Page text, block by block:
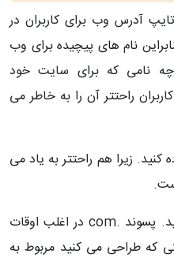
آدرس وب برای کاربران در
نام های پیچیده برای وب
نامی که برای سایت خود
راحتتر آن را به خاطر می
کنید. زیرا هم راحتتر به یاد می
از پسوند های مناسب استفاده کنید. پسوند .com در اغلب اوقات
که طراحی می کنید مربوط به